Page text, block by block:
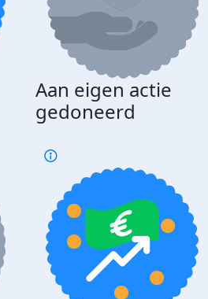
Aan eigen actie
gedoneerd